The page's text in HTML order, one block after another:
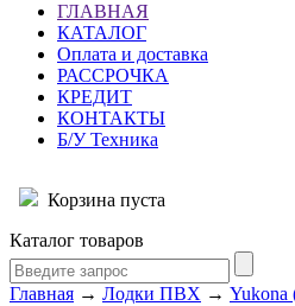
ГЛАВНАЯ
КАТАЛОГ
Оплата и доставка
РАССРОЧКА
КРЕДИТ
КОНТАКТЫ
Б/У Техника
Корзина пуста
Каталог товаров
Главная → Лодки ПВХ →